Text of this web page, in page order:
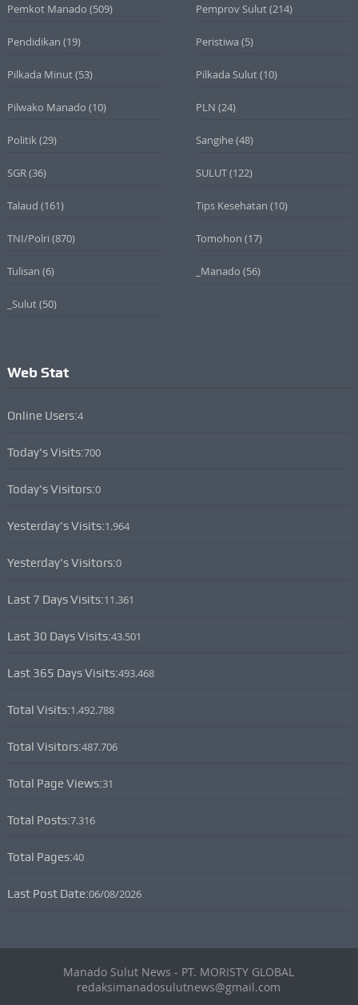
Pemkot Manado (509) Pemprov Sulut(214)
Pendidikan (19) Peristiwa (5)
Pilkada Minut(53) Pilkada Sulut(10)
Pilwako Manado (10) PLN (24)
Politik(29) Sangihe(48)
SGR(36) SULUT(122)
Talaud (161) Tips Kesehatan (10)
TNI/Polri (870) Tomohon (17)
Tulisan (6) _Manado (56)
_Sulut(50)
Web Stat
Online Users:4
Today's Visits:700
Today's Visitors:0
Yesterday's Visits:1.964
Yesterday's Visitors:0
Last 7 Days Visits:11.361
Last 30 Days Visits:43.501
Last 365 Days Visits:493.468
Total Visits:1.492.788
Total Visitors:487.706
Total Page Views:31
Total Posts:7.316
Total Pages:40
Last Post Date:06/08/2026
Manado Sulut News - PT. MORISTY GLOBAL
redaksimanadosulutnews@gmail.com